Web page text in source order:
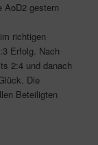
AoD2 gestern
richtigen
Erfolg. Nach
2:4 und danach
Die
Beteiligten